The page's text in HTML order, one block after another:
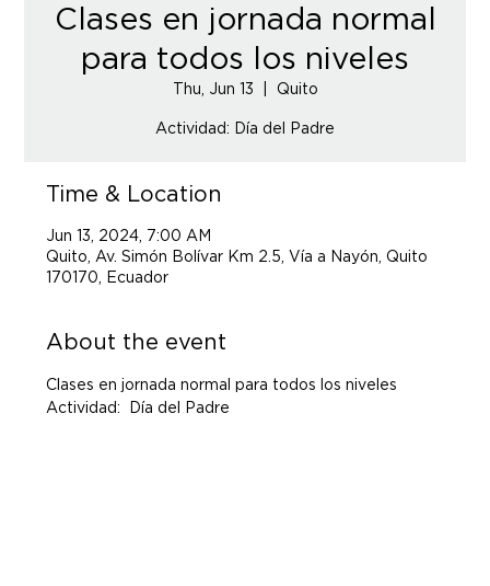
Clases en jornada normal
para todos los niveles
Thu, Jun 13 Quito
Actividad: Día del Padre
Time & Location
Jun 13, 2024, 7:00 AM
Quito, Av. Simón Bolívar Km 2.5, Vía a Nayón, Quito
170170, Ecuador
About the event
Clases en jornada normal para todos los niveles
Actividad:  Día del Padre